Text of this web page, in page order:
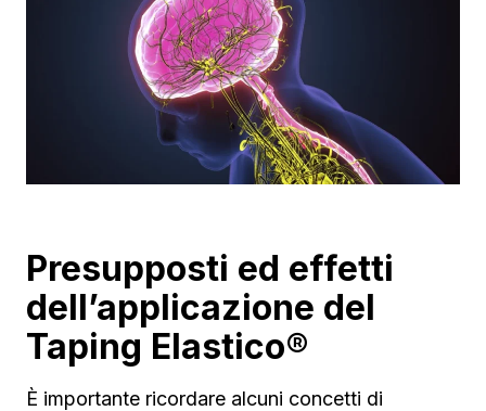
Presupposti ed effetti
dell’applicazione del
Taping Elastico®
È importante ricordare alcuni concetti di